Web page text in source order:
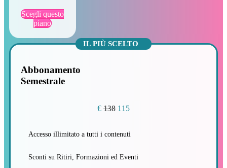
Scegli questo
piano
Abbonamento
Semestrale
€ 138 115
Accesso illimitato a tutti i contenuti
Sconti su Ritiri, Formazioni ed Eventi